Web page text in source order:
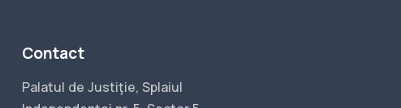
Contact
Palatul de Justiţie, Splaiul